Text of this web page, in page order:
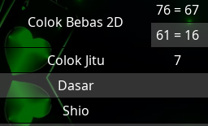
Colok Bebas 2D
76 = 67
61 = 16
Colok Jitu
7
Dasar
Shio